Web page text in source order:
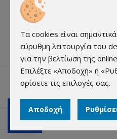
ΤΗΛ:
Email:
info@dealsshop.gr
Τα cookies είναι
εύρυθμη λειτουργία του
για την βελτίωση της
Επιλέξτε «Αποδοχή» ή
ορίσετε τις επιλογές σας.
Αποδοχή